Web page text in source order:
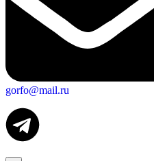
gorfo@mail.ru